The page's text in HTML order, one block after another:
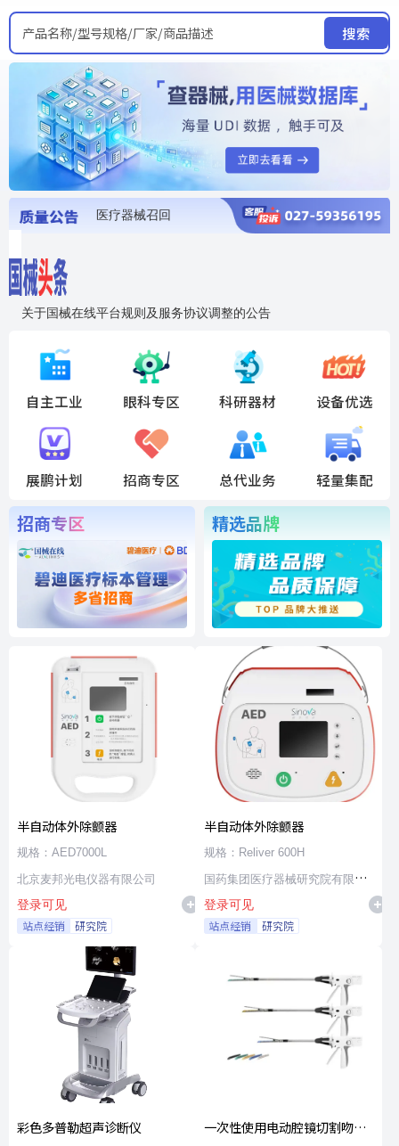
产品名称/型号规格/厂家/商品描述 搜索
医疗器械召回
关于国械在线平台规则及服务协议调整的公告
国药创研AED开启全国招商
自主工业 眼科专区 科研器材 设备优选
展鹏计划 招商专区 总代业务 轻量集配
招商专区 精选品牌
半自动体外除颤器
规格：AED7000L
北京麦邦光电仪器有限公司
登录可见
站点经销 研究院
半自动体外除颤器
规格：Reliver 600H
国药集团医疗器械研究院有限公
司
登录可见
站点经销 研究院
彩色多普勒超声诊断仪
一次性使用电动腔镜切割吻合